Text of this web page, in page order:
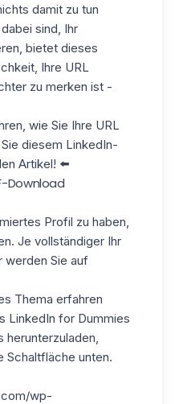
damit zu tun
sind, Ihr
bietet dieses
Ihre URL
zu merken ist -
wie Sie Ihre URL
diesem LinkedIn-
Artikel! ⬅️
Download
Profil zu haben,
Je vollständiger Ihr
werden Sie auf
Thema erfahren
LinkedIn for Dummies
Schaltfläche unten.
wp-